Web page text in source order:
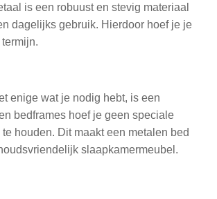
is een robuust en stevig materiaal
dagelijks gebruik. Hierdoor hoef je je
enige wat je nodig hebt, is een
bedframes hoef je geen speciale
houden. Dit maakt een metalen bed
slaapkamermeubel.